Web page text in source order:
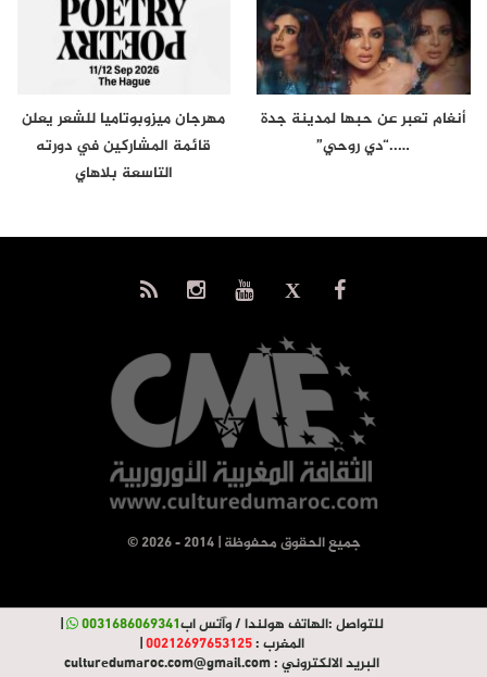
أنغام تعبر عن حبها لمدينة جدة
…..“دي روحي”
مهرجان ميزوبوتاميا للشعر يعلن
قائمة المشاركين في دورته
التاسعة بلاهاي
© جميع الحقوق محفوظة | 2014 - 2026
للتواصل :الهاتف هولندا / وآتس اب0031686069341
|
المغرب :00212697653125
|
البريد الالكتروني :culturedumaroc.com@gmail.com